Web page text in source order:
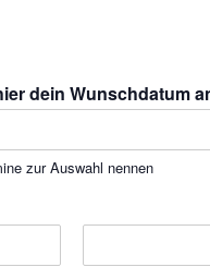
dein Wunschdatum
zur Auswahl nennen